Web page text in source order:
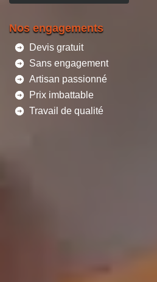
Nos engagements
Devis gratuit
Sans engagement
Artisan passionné
Prix imbattable
Travail de qualité